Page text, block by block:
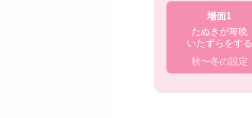
場面1
たぬきが毎晩
いたずらをする
秋〜冬の設定